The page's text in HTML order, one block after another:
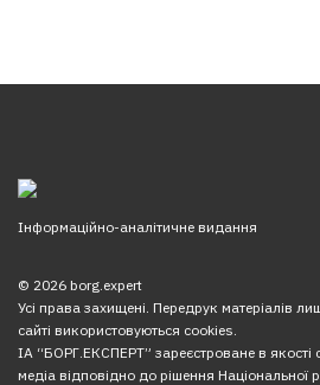
Інформаційно-аналітичне видання
© 2026 borg.expert
Усі права захищені. Передрук матеріалів
сайті використовуються cookies.
ІА “БОРГ.ЕКСПЕРТ” зареєстроване в якості
медіа відповідно до рішення Національної